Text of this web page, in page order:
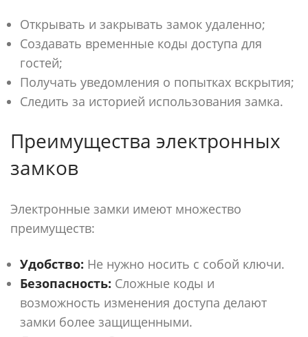
Открывать и закрывать замок удаленно;
Создавать временные коды доступа для
гостей;
Получать уведомления о попытках вскрытия;
Следить за историей использования замка.
Преимущества электронных
замков
Электронные замки имеют множество
преимуществ:
Удобство: Не нужно носить с собой ключи.
Безопасность: Сложные коды и
возможность изменения доступа делают
замки более защищенными.